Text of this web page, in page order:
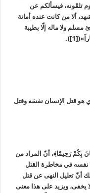
تلقَونه، فيسألكم عن
ألا من كانت عنده أمانة
مسلم ولا ماله إلّا بطيبة
هو قتل الإنسان نفسَه وقتل
بِكُمْ رَحِيمًا﴾، أنّ المراد من
نفسه في مخاطرة القتل
أنّ تعليل النهى عن قتل
يخفى، ويزيد على هذا معنى